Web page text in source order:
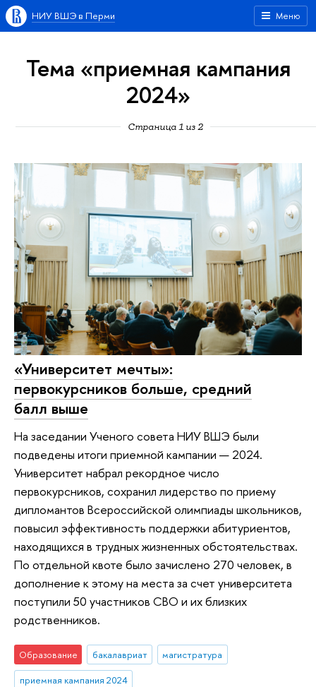
Меню
НИУ ВШЭ в Перми
Тема «приемная кампания
2024»
Страница 1 из 2
«Университет мечты»:
первокурсников больше, средний
балл выше
На заседании Ученого совета НИУ ВШЭ были
подведены итоги приемной кампании — 2024.
Университет набрал рекордное число
первокурсников, сохранил лидерство по приему
дипломантов Всероссийской олимпиады школьников,
повысил эффективность поддержки абитуриентов,
находящихся в трудных жизненных обстоятельствах.
По отдельной квоте было зачислено 270 человек, в
дополнение к этому на места за счет университета
поступили 50 участников СВО и их близких
родственников.
Образование бакалавриат
магистратура
приемная кампания 2024